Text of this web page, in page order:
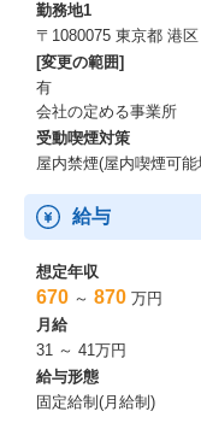
勤務地1
〒1080075 東京都 港
[変更の範囲]
有
会社の定める事業所
受動喫煙対策
屋内禁煙(屋内喫煙可
給与
想定年収
670 ～ 870 万円
月給
31 ～ 41万円
給与形態
固定給制(月給制)